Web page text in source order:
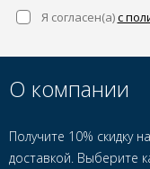
Я согласен(a)с
О компании
Получите 10% скидку
доставкой. Выберите